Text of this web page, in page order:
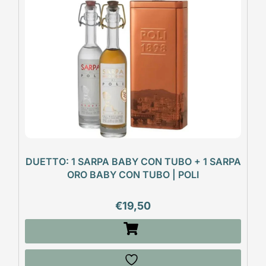
DUETTO: 1 SARPA BABY CON TUBO + 1 SARPA
ORO BABY CON TUBO | POLI
€19,50